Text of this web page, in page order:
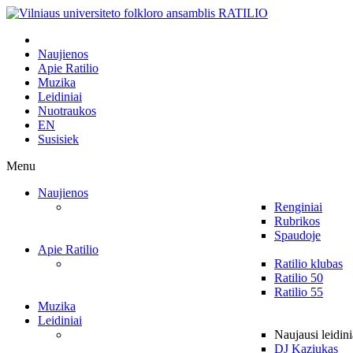
Naujienos
Apie Ratilio
Muzika
Leidiniai
Nuotraukos
EN
Susisiek
Menu
Naujienos
Renginiai
Rubrikos
Spaudoje
Apie Ratilio
Ratilio klubas
Ratilio 50
Ratilio 55
Muzika
Leidiniai
Naujausi
DJ Kaziukas